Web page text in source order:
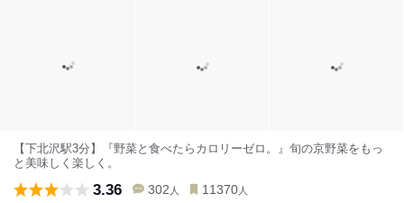
【下北沢駅3分】『野菜と食べたらカロリーゼロ。』旬の京野菜をもっ
と美味しく楽しく。
3.36 302 人 11370 人